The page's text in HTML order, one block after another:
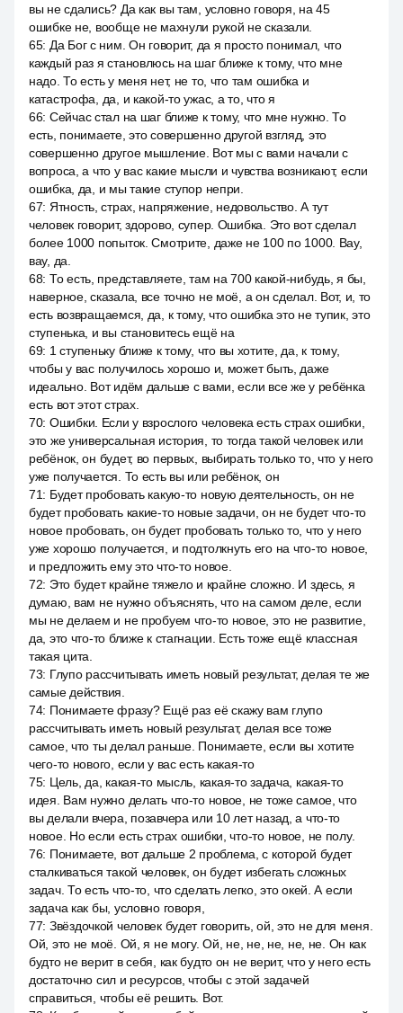
вы не сдались? Да как вы там, условно говоря, на 45
ошибке не, вообще не махнули рукой не сказали.
65: Да Бог с ним. Он говорит, да я просто понимал, что
каждый раз я становлюсь на шаг ближе к тому, что мне
надо. То есть у меня нет, не то, что там ошибка и
катастрофа, да, и какой-то ужас, а то, что я
66: Сейчас стал на шаг ближе к тому, что мне нужно. То
есть, понимаете, это совершенно другой взгляд, это
совершенно другое мышление. Вот мы с вами начали с
вопроса, а что у вас какие мысли и чувства возникают, если
ошибка, да, и мы такие ступор непри.
67: Ятность, страх, напряжение, недовольство. А тут
человек говорит, здорово, супер. Ошибка. Это вот сделал
более 1000 попыток. Смотрите, даже не 100 по 1000. Вау,
вау, да.
68: То есть, представляете, там на 700 какой-нибудь, я бы,
наверное, сказала, все точно не моё, а он сделал. Вот, и, то
есть возвращаемся, да, к тому, что ошибка это не тупик, это
ступенька, и вы становитесь ещё на
69: 1 ступеньку ближе к тому, что вы хотите, да, к тому,
чтобы у вас получилось хорошо и, может быть, даже
идеально. Вот идём дальше с вами, если все же у ребёнка
есть вот этот страх.
70: Ошибки. Если у взрослого человека есть страх ошибки,
это же универсальная история, то тогда такой человек или
ребёнок, он будет, во первых, выбирать только то, что у него
уже получается. То есть вы или ребёнок, он
71: Будет пробовать какую-то новую деятельность, он не
будет пробовать какие-то новые задачи, он не будет что-то
новое пробовать, он будет пробовать только то, что у него
уже хорошо получается, и подтолкнуть его на что-то новое,
и предложить ему это что-то новое.
72: Это будет крайне тяжело и крайне сложно. И здесь, я
думаю, вам не нужно объяснять, что на самом деле, если
мы не делаем и не пробуем что-то новое, это не развитие,
да, это что-то ближе к стагнации. Есть тоже ещё классная
такая цита.
73: Глупо рассчитывать иметь новый результат, делая те же
самые действия.
74: Понимаете фразу? Ещё раз её скажу вам глупо
рассчитывать иметь новый результат, делая все тоже
самое, что ты делал раньше. Понимаете, если вы хотите
чего-то нового, если у вас есть какая-то
75: Цель, да, какая-то мысль, какая-то задача, какая-то
идея. Вам нужно делать что-то новое, не тоже самое, что
вы делали вчера, позавчера или 10 лет назад, а что-то
новое. Но если есть страх ошибки, что-то новое, не полу.
76: Понимаете, вот дальше 2 проблема, с которой будет
сталкиваться такой человек, он будет избегать сложных
задач. То есть что-то, что сделать легко, это окей. А если
задача как бы, условно говоря,
77: Звёздочкой человек будет говорить, ой, это не для меня.
Ой, это не моё. Ой, я не могу. Ой, не, не, не, не, не. Он как
будто не верит в себя, как будто он не верит, что у него есть
достаточно сил и ресурсов, чтобы с этой задачей
справиться, чтобы её решить. Вот.